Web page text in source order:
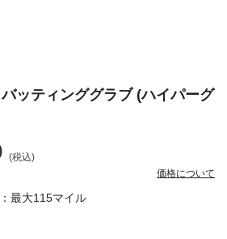
最大115マイル
ッティンググラブ (ハイパーグ
(税込)
価格について